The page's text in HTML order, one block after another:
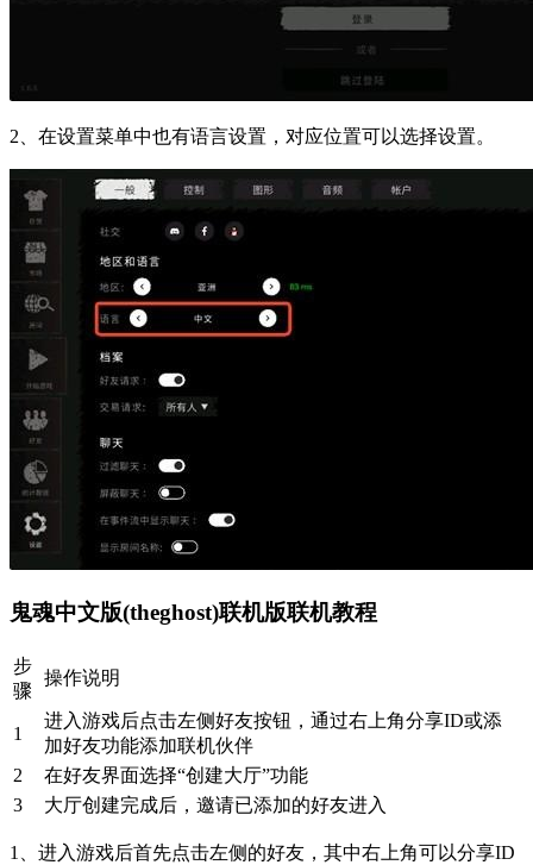
2、在设置菜单中也有语言设置，对应位置可以选择设置。
鬼魂中文版(theghost)联机版联机教程
步
骤
操作说明
1
进入游戏后点击左侧好友按钮，通过右上角分享ID或添
加好友功能添加联机伙伴
2
在好友界面选择“创建大厅”功能
3
大厅创建完成后，邀请已添加的好友进入
1、进入游戏后首先点击左侧的好友，其中右上角可以分享ID